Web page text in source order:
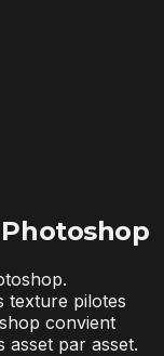
texture pilotes
convient
asset par asset.